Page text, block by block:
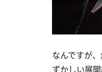
なんですが
ずかしい展